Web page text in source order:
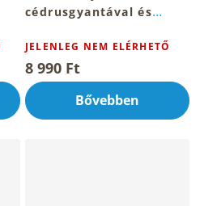
cédrusgyantával és
mumijo) 100ml
JELENLEG NEM ELÉRHETŐ
8 990 Ft
Bővebben